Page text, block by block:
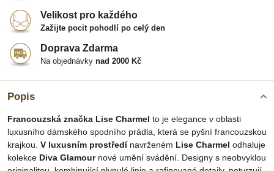
Popis
Francouzská značka Lise Charmel to je elegance v oblasti
luxusního dámského spodního prádla, která se pyšní francouzskou
krajkou. V luxusním prostředínavrženém Lise Charmel odhaluje
kolekce Diva Glamournové umění svádění. Designy s neobvyklou
Velikost pro každého
Zažijte pocit pohodlí po celý den
Doprava Zdarma
Na objednávky nad 2000 Kč